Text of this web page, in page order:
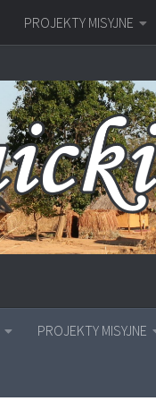
PROJEKTY MISYJNE
PROJEKTY MISYJNE